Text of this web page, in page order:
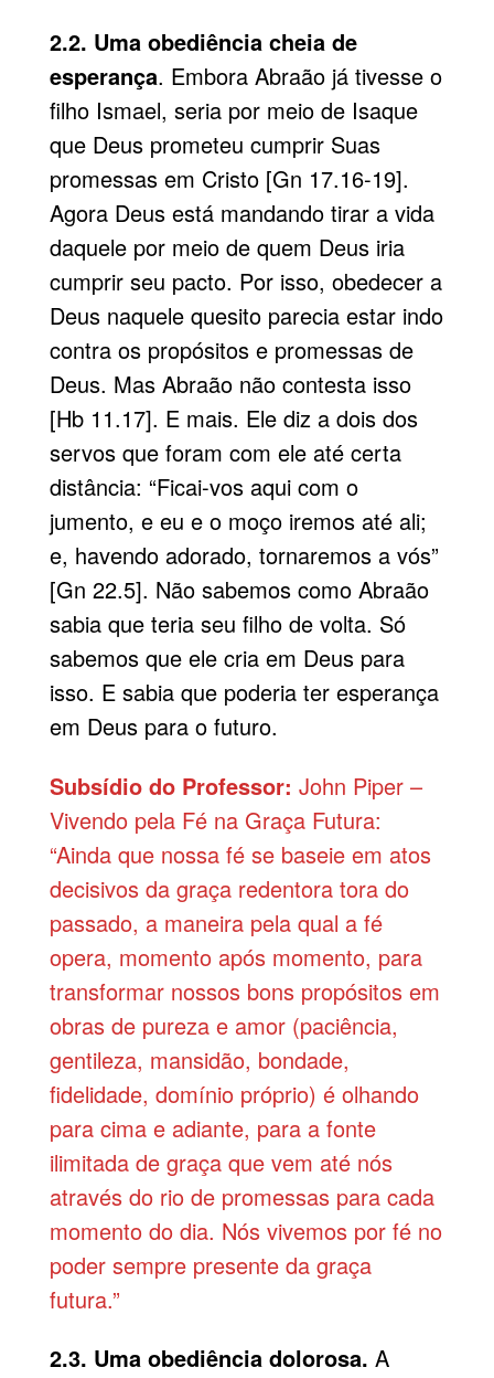
2.2. Uma obediência cheia de
esperança. Embora Abraão já tivesse o
filho Ismael, seria por meio de Isaque
que Deus prometeu cumprir Suas
promessas em Cristo [Gn 17.16-19].
Agora Deus está mandando tirar a vida
daquele por meio de quem Deus iria
cumprir seu pacto. Por isso, obedecer a
Deus naquele quesito parecia estar indo
contra os propósitos e promessas de
Deus. Mas Abraão não contesta isso
[Hb 11.17]. E mais. Ele diz a dois dos
servos que foram com ele até certa
distância: “Ficai-vos aqui com o
jumento, e eu e o moço iremos até ali;
e, havendo adorado, tornaremos a vós”
[Gn 22.5]. Não sabemos como Abraão
sabia que teria seu filho de volta. Só
sabemos que ele cria em Deus para
isso. E sabia que poderia ter esperança
em Deus para o futuro.
Subsídio do Professor: John Piper –
Vivendo pela Fé na Graça Futura:
“Ainda que nossa fé se baseie em atos
decisivos da graça redentora tora do
passado, a maneira pela qual a fé
opera, momento após momento, para
transformar nossos bons propósitos em
obras de pureza e amor (paciência,
gentileza, mansidão, bondade,
fidelidade, domínio próprio) é olhando
para cima e adiante, para a fonte
ilimitada de graça que vem até nós
através do rio de promessas para cada
momento do dia. Nós vivemos por fé no
poder sempre presente da graça
futura.”
2.3. Uma obediência dolorosa. A